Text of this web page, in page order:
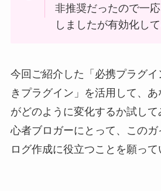
非推奨だったので一
しましたが有効化して
今回ご紹介した「必携プラグ
きプラグイン」を活用して、
がどのように変化するか試し
心者ブロガーにとって、この
ログ作成に役立つことを願って